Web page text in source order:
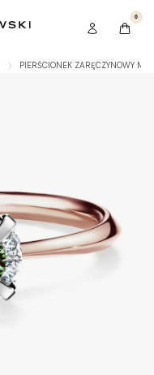
0
PIERŚCIONEK ZARĘCZYNOWY